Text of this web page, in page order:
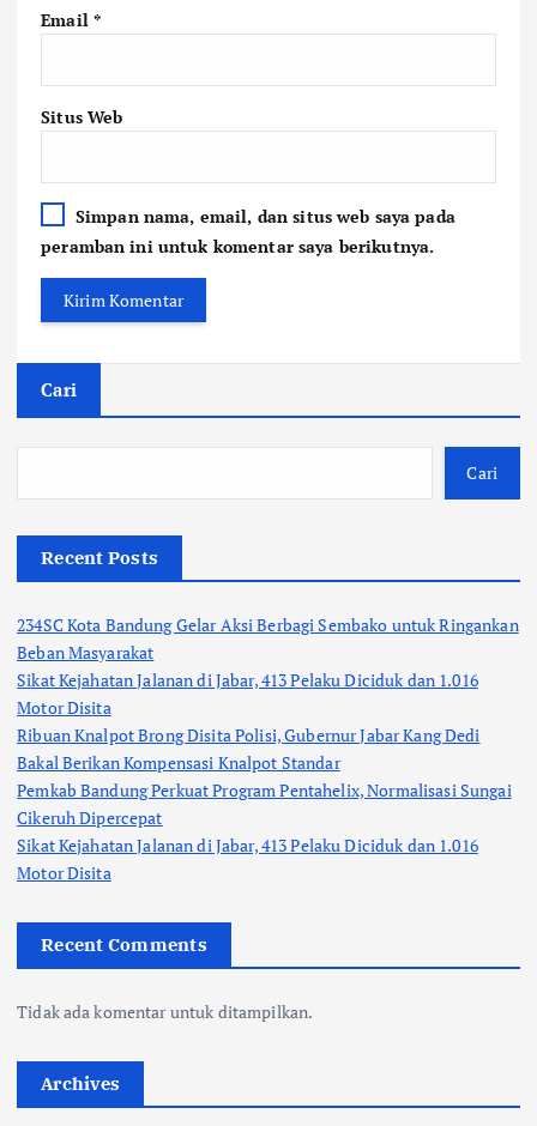
Email *
Situs Web
Simpan nama, email, dan situs web saya pada
peramban ini untuk komentar saya berikutnya.
Cari
Cari
Recent Posts
234SC Kota Bandung Gelar Aksi Berbagi Sembako untuk Ringankan
Beban Masyarakat
Sikat Kejahatan Jalanan di Jabar, 413 Pelaku Diciduk dan 1.016
Motor Disita
Ribuan Knalpot Brong Disita Polisi, Gubernur Jabar Kang Dedi
Bakal Berikan Kompensasi Knalpot Standar
Pemkab Bandung Perkuat Program Pentahelix, Normalisasi Sungai
Cikeruh Dipercepat
Sikat Kejahatan Jalanan di Jabar, 413 Pelaku Diciduk dan 1.016
Motor Disita
Recent Comments
Tidak ada komentar untuk ditampilkan.
Archives